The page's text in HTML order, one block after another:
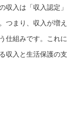
収入は「収入認定」
つまり、収入が増え
仕組みです。これに
収入と生活保護の支